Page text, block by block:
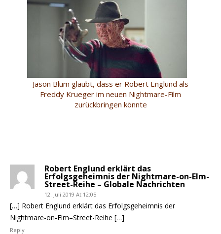
Jason Blum glaubt, dass er Robert Englund als
Freddy Krueger im neuen Nightmare-Film
zurückbringen könnte
Robert Englund erklärt das
Erfolgsgeheimnis der Nightmare-on-Elm-
Street-Reihe – Globale Nachrichten
12. Juli 2019 At 12:05
[…] Robert Englund erklärt das Erfolgsgeheimnis der
Nightmare-on-Elm–Street-Reihe […]
Reply